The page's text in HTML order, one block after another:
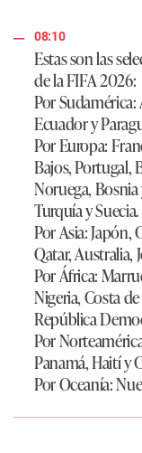
08:10
Estas son las
de la FIFA 2026:
Por Sudamérica:
Ecuador y
Por Europa:
Bajos, Portugal,
Noruega,
Turquía y Suecia.
Por Asia:Japón,
Qatar, Australia,
Por África:
Nigeria, Costa
República
Por
Panamá, Haití y
Por Oceanía: